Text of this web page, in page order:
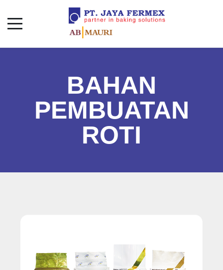
BAHAN
PEMBUATAN
ROTI